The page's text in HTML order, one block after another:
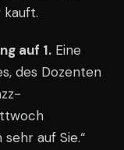
kauft.
auf 1. Eine
des Dozenten
auf Sie.“